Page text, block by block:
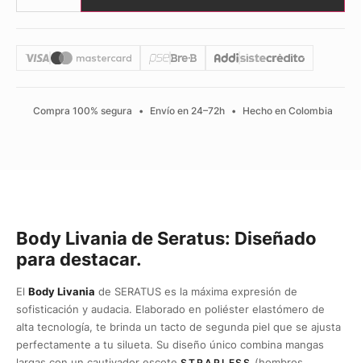
Compra 100% segura • Envío en 24–72h • Hecho en Colombia
Body Livania de Seratus: Diseñado
para destacar.
El Body Livania de SERATUS es la máxima expresión de
sofisticación y audacia. Elaborado en poliéster elastómero de
alta tecnología, te brinda un tacto de segunda piel que se ajusta
perfectamente a tu silueta. Su diseño único combina mangas